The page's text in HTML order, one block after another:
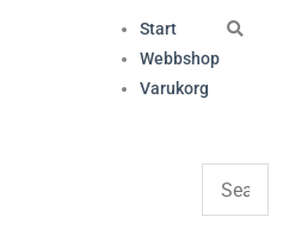
Start
Webbshop
Varukorg
Sök